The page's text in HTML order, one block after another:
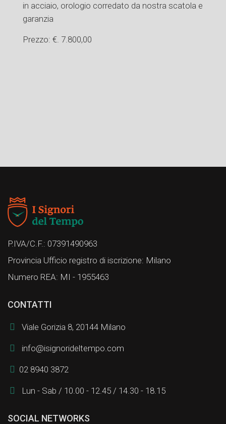
in acciaio, orologio corredato da nostra scatola e
garanzia
Prezzo: €. 7.800,00
P.IVA/C.F.: 07391490963
Provincia Ufficio registro di iscrizione: Milano
Numero REA: MI - 1955463
CONTATTI
Viale Gorizia 8, 20144 Milano
info@isignorideltempo.com
02 8940 3872
Lun - Sab / 10.00 - 12.45 / 14.30 - 18.15
SOCIAL NETWORKS